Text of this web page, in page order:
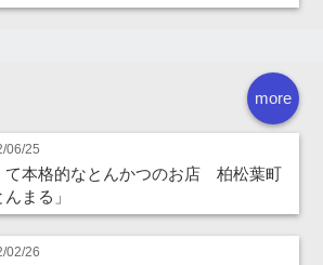
more
06/25
て本格的なとんかつのお店 柏松葉町
んまる」
02/26